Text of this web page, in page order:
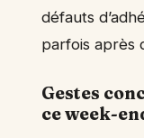
défauts
parfois après
Gestes
ce week-